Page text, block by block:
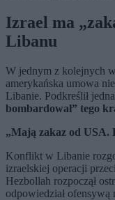
Izrael ma
Libanu
W jednym z kolejnych
amerykańska umowa
Libanie. Podkreślił
bombardował” tego
„Mają zakaz od USA.
Konflikt w Libanie
izraelskiej operacji
Hezbollah rozpoczął
odpowiedział ofensywą